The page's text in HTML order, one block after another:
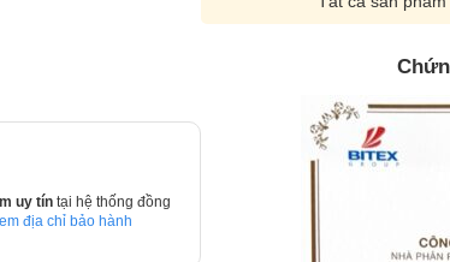
uy tín tại hệ thống đồng
địa chỉ bảo hành